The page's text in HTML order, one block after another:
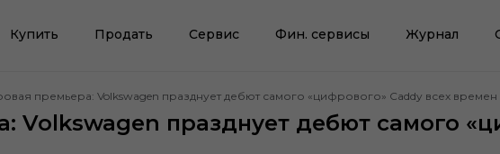
Купить Продать Сервис Фин. сервисы Журнал
премьера: Volkswagen празднует дебют самого «цифрового» Caddy всех времен
Volkswagen празднует дебют самого